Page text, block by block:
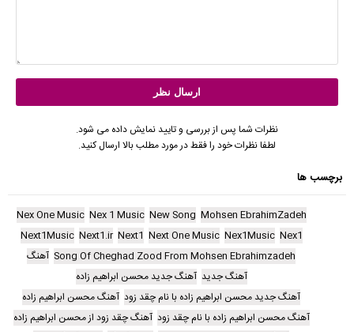
نظرات شما پس از بررسی و تایید نمایش داده می شود.
لطفا نظرات خود را فقط در مورد مطلب بالا ارسال کنید.
برچسب ها
Mohsen EbrahimZadeh
New Song
Nex 1 Music
Nex One Music
Nex1
Nex1Music
Next One Music
Next1
Next1.ir
Next1Music
Song Of Cheghad Zood From Mohsen Ebrahimzadeh آهنگ
آهنگ جدید آهنگ جدید محسن ابراهیم زاده
آهنگ جدید محسن ابراهیم زاده با نام چقد زود آهنگ محسن ابراهیم زاده
آهنگ محسن ابراهیم زاده با نام چقد زود آهنگ چقد زود از محسن ابراهیم زاده